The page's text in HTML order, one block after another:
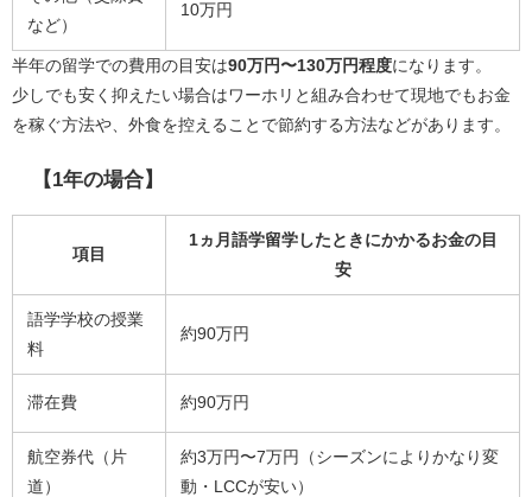
など）
10万円
半年の留学での費用の目安は90万円〜130万円程度になります。
少しでも安く抑えたい場合はワーホリと組み合わせて現地でもお金
を稼ぐ方法や、外食を控えることで節約する方法などがあります。
【1年の場合】
項目
1ヵ月語学留学したときにかかるお金の目
安
語学学校の授業
料
約90万円
滞在費 約90万円
航空券代（片
道）
約3万円〜7万円（シーズンによりかなり変
動・LCCが安い）